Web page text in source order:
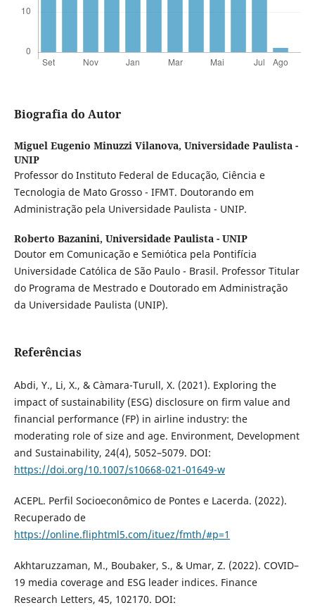
Biografia do Autor
Miguel Eugenio Minuzzi Vilanova, Universidade Paulista -
UNIP
Professor do Instituto Federal de Educação, Ciência e
Tecnologia de Mato Grosso - IFMT. Doutorando em
Administração pela Universidade Paulista - UNIP.
Roberto Bazanini, Universidade Paulista - UNIP
Doutor em Comunicação e Semiótica pela Pontifícia
Universidade Católica de São Paulo - Brasil. Professor Titular
do Programa de Mestrado e Doutorado em Administração
da Universidade Paulista (UNIP).
Referências
Abdi, Y., Li, X., & Càmara-Turull, X. (2021). Exploring the
impact of sustainability (ESG) disclosure on firm value and
financial performance (FP) in airline industry: the
moderating role of size and age. Environment, Development
and Sustainability, 24(4), 5052–5079. DOI:
https://doi.org/10.1007/s10668-021-01649-w
ACEPL. Perfil Socioeconômico de Pontes e Lacerda. (2022).
Recuperado de
https://online.fliphtml5.com/ituez/fmth/#p=1
Akhtaruzzaman, M., Boubaker, S., & Umar, Z. (2022). COVID–
19 media coverage and ESG leader indices. Finance
Research Letters, 45, 102170. DOI: